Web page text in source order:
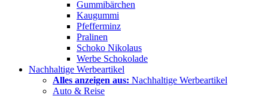
Gummibärchen
Kaugummi
Pfefferminz
Pralinen
Schoko Nikolaus
Werbe Schokolade
Nachhaltige Werbeartikel
Alles anzeigen aus: Nachhaltige Werbeartikel
Auto & Reise